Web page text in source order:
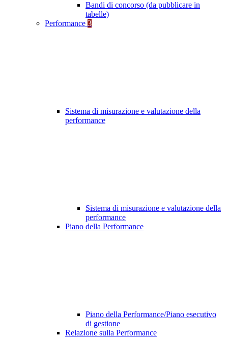
Bandi di concorso (da pubblicare in
tabelle)
Performance 3
Sistema di misurazione e valutazione della
performance
Sistema di misurazione e valutazione della
performance
Piano della Performance
Piano della Performance/Piano esecutivo
di gestione
Relazione sulla Performance